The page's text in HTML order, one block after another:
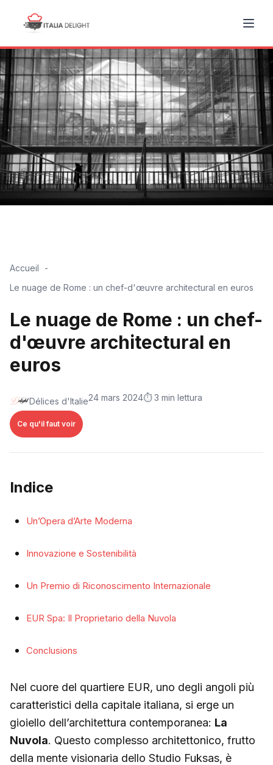
Accueil
Le nuage de Rome : un chef-d'œuvre architectural en euros
Le nuage de Rome : un chef-
d'œuvre architectural en
euros
Délices d'Italie24 mars 2024⏱️ 3 min lettura
Ce qu'il faut voir
Indice
Un’Opera d’Arte Moderna
Innovazione e Sostenibilità
Un Premio di Riconoscimento Internazionale
EUR Spa: Il Proprietario della Nuvola
Conclusions
Nel cuore del quartiere EUR, uno degli angoli più
caratteristici della capitale italiana, si erge un
gioiello dell’architettura contemporanea: La
Nuvola. Questo complesso architettonico, frutto
della mente visionaria dello Studio Fuksas, è